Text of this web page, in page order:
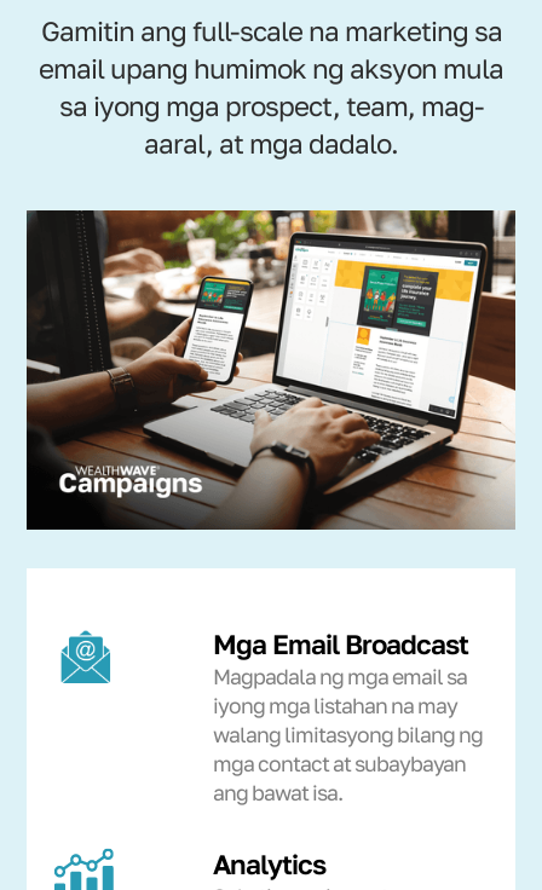
Gamitin ang full-scale na marketing sa
email upang humimok ng aksyon mula
sa iyong mga prospect, team, mag-
aaral, at mga dadalo.
Mga Email Broadcast
Magpadala ng mga email sa
iyong mga listahan na may
walang limitasyong bilang ng
mga contact at subaybayan
ang bawat isa.
Analytics